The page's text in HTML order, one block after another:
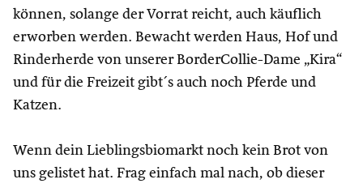
können, solange der Vorrat reicht, auch käuflich
erworben werden. Bewacht werden Haus, Hof und
Rinderherde von unserer BorderCollie-Dame „Kira“
und für die Freizeit gibt´s auch noch Pferde und
Katzen.
Wenn dein Lieblingsbiomarkt noch kein Brot von
uns gelistet hat. Frag einfach mal nach, ob dieser